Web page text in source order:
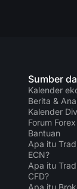
Sumber
Kalender
Berita &
Kalender
Forum Forex
Bantuan
Apa itu
ECN?
Apa itu
CFD?